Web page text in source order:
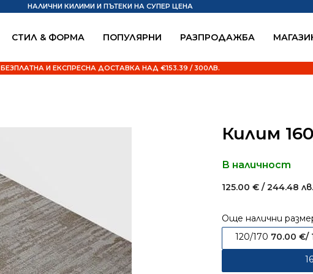
СТИЛ & ФОРМА ПОПУЛЯРНИ РАЗПРОДАЖБА
НАЛИЧНИ КИЛИМИ И ПЪТЕКИ НА СУПЕР ЦЕНА
БЕЗПЛАТНА И ЕКСПРЕСНА ДОСТАВКА НАД €153.39 / 300ЛВ.
Килим
В наличност
125.00€ / 244.48 лв.
Още налични
120/170 70.00€/